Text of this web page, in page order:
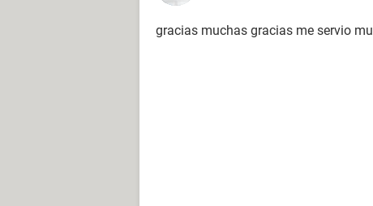
gracias muchas gracias me servio